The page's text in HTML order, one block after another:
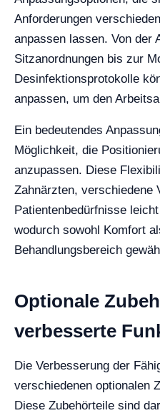
Anforderungen
anpassen lassen. Von der
Sitzanordnungen bis zur
Desinfektionsprotokolle
anpassen, um den
Ein bedeutendes
Möglichkeit, die
anzupassen. Diese
Zahnärzten, verschiedene
Patientenbedürfnisse
wodurch sowohl Komfort
Behandlungsbereich
Optionale
verbesserte
Die Verbesserung der
verschiedenen optionalen
Diese Zubehörteile sind